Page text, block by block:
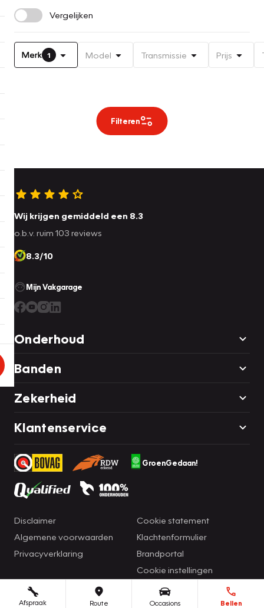
Vergelijken
Merk 1 Model Transmissie Prijs
Filteren
Afspraak Route Occasions Bellen
Wij krijgen gemiddeld een 8.3
o.b.v. ruim 103 reviews
8.3/10
Mijn Vakgarage
Onderhoud
Banden
Zekerheid
Klantenservice
GroenGedaan!
Disclaimer
Algemene voorwaarden
Privacyverklaring
Cookie statement
Klachtenformulier
Brandportal
Cookie instellingen